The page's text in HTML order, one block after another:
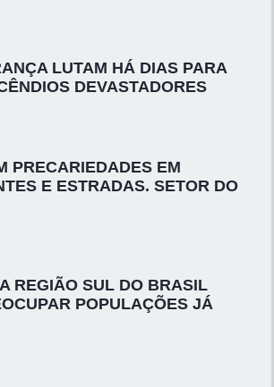
LUTAM HÁ DIAS PARA
DEVASTADORES
PRECARIEDADES EM
E ESTRADAS. SETOR DO
REGIÃO SUL DO BRASIL
POPULAÇÕES JÁ